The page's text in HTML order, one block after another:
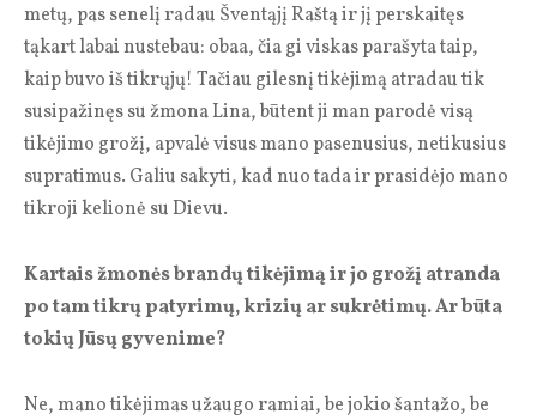
metų, pas senelį radau Šventąjį Raštą ir jį perskaitęs
tąkart labai nustebau: obaa, čia gi viskas parašyta taip,
kaip buvo iš tikrųjų! Tačiau gilesnį tikėjimą atradau tik
susipažinęs su žmona Lina, būtent ji man parodė visą
tikėjimo grožį, apvalė visus mano pasenusius, netikusius
supratimus. Galiu sakyti, kad nuo tada ir prasidėjo mano
tikroji kelionė su Dievu.
Kartais žmonės brandų tikėjimą ir jo grožį atranda
po tam tikrų patyrimų, krizių ar sukrėtimų. Ar būta
tokių Jūsų gyvenime?
Ne, mano tikėjimas užaugo ramiai, be jokio šantažo, be